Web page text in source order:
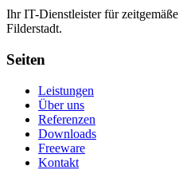
Ihr IT-Dienstleister für
Filderstadt.
Seiten
Leistungen
Über uns
Referenzen
Downloads
Freeware
Kontakt